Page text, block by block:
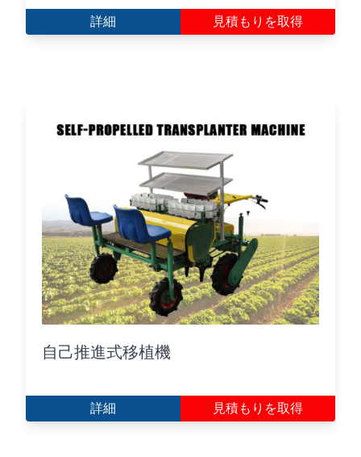
詳細 見積もりを取得
自己推進式移植機
詳細 見積もりを取得